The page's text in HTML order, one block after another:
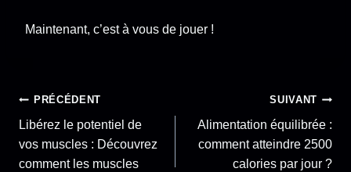
Maintenant, c’est à vous de jouer !
Navigation
de
PRÉCÉDENT
Libérez le potentiel de
vos muscles : Découvrez
comment les muscles
SUIVANT
Alimentation équilibrée :
comment atteindre 2500
calories par jour ?